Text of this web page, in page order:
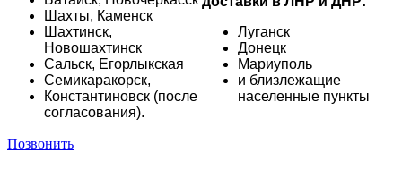
Шахты, Каменск
Шахтинск,
Новошахтинск
Сальск, Егорлыкская
Семикаракорск,
Константиновск (после
согласования).
Луганск
Донецк
Мариуполь
и близлежащие
населенные пункты
Позвонить